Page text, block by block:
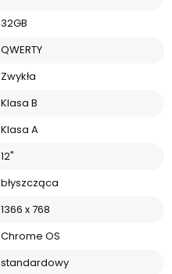
32GB
QWERTY
Zwykła
Klasa B
Klasa A
12"
błyszcząca
1366 x 768
Chrome OS
standardowy